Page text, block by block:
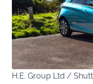
H.E. Group Ltd /